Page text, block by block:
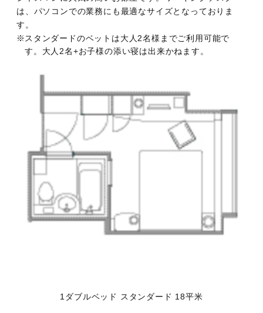
は、パソコンでの業務にも最適なサイズとなっておりま
す。
スタンダードのベットは大人2名様までご利用可能で
す。大人2名+お子様の添い寝は出来かねます。
1ダブルベッド スタンダード 18平米